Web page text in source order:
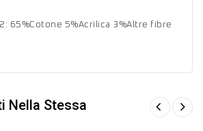
65%Cotone 5%Acrilica 3%Altre fibre
Nella Stessa